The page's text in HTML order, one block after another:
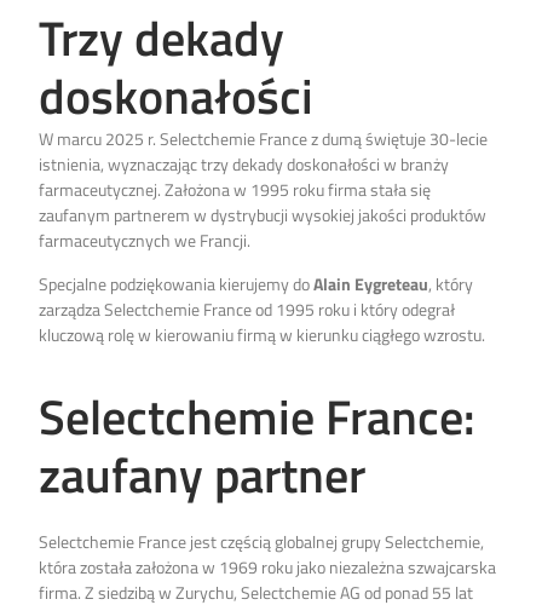
Trzy dekady
doskonałości
W marcu 2025 r. Selectchemie France z dumą świętuje 30-lecie
istnienia, wyznaczając trzy dekady doskonałości w branży
farmaceutycznej. Założona w 1995 roku firma stała się
zaufanym partnerem w dystrybucji wysokiej jakości produktów
farmaceutycznych we Francji.
Specjalne podziękowania kierujemy doAlain Eygreteau, który
zarządza Selectchemie France od 1995 roku i który odegrał
kluczową rolę w kierowaniu firmą w kierunku ciągłego wzrostu.
Selectchemie France:
zaufany partner
Selectchemie France jest częścią globalnej grupy Selectchemie,
która została założona w 1969 roku jako niezależna szwajcarska
firma. Z siedzibą w Zurychu, Selectchemie AG od ponad 55 lat